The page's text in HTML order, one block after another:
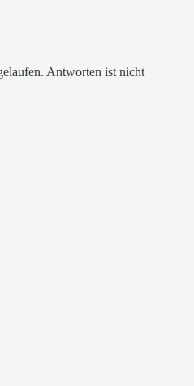
Antworten ist nicht